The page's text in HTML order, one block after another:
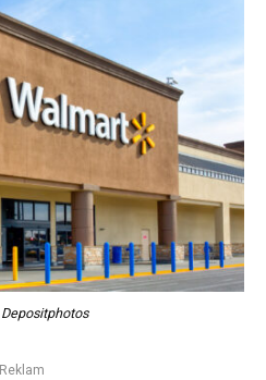
Depositphotos
Reklam